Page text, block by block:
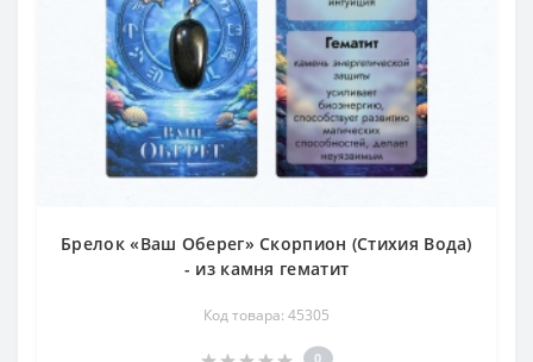
Брелок «Ваш Оберег» Скорпион (Стихия Вода)
- из камня гематит
Код товара: 45305
0